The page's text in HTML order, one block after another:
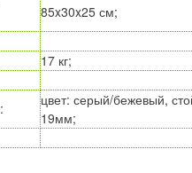
85x30x25 см;
17 кг;
:
цвет: серый/бежевый,
19мм;